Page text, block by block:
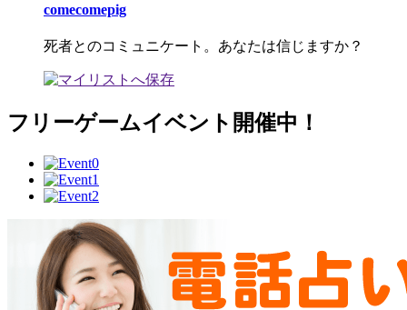
comecomepig
死者とのコミュニケート。あなたは信じますか？
フリーゲームイベント開催中！